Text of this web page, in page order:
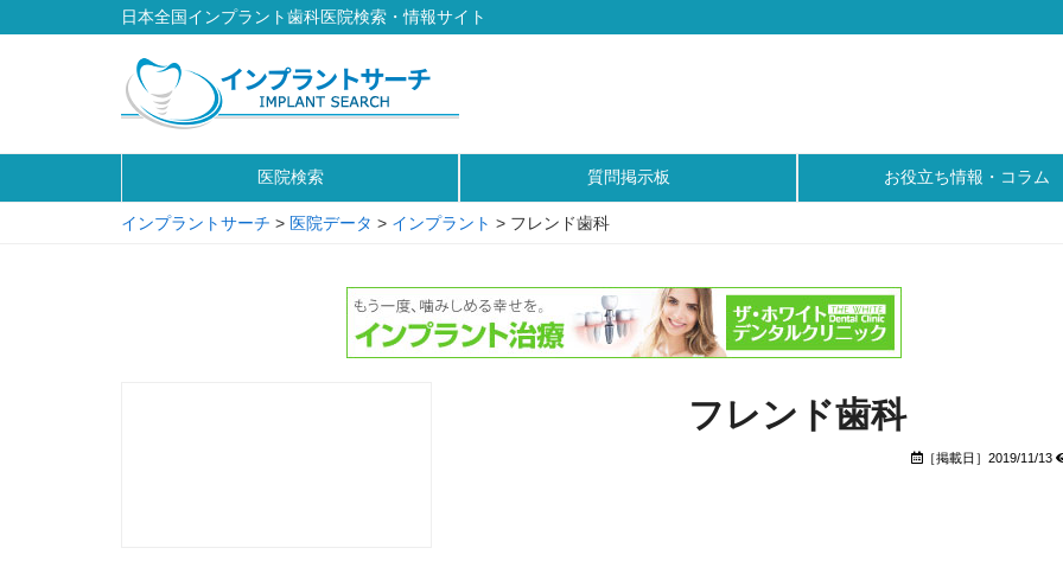
日本全国インプラント歯科医院検索・情報サイト
医院検索 質問掲示板 お役立ち情報・コラム
インプラントサーチ > 医院データ > インプラント > フレンド歯科
フレンド歯科
［掲載日］2019/11/13